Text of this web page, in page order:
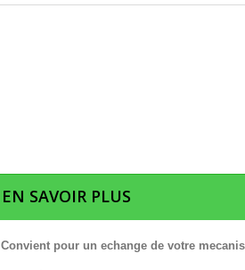
EN SAVOIR PLUS
Convient pour un echange de votre